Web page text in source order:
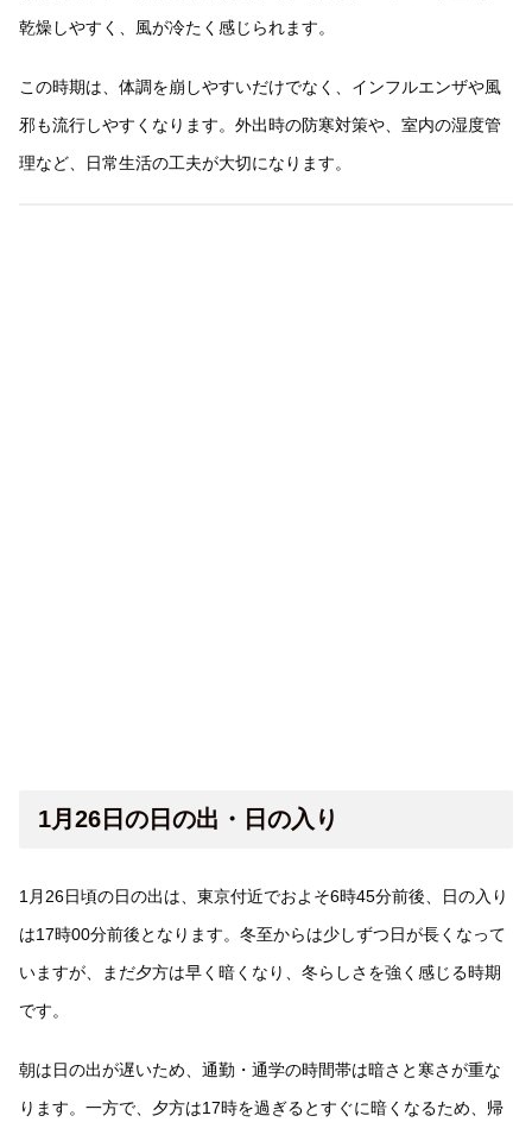
乾燥しやすく、風が冷たく感じられます。
この時期は、体調を崩しやすいだけでなく、インフルエンザや風
邪も流行しやすくなります。外出時の防寒対策や、室内の湿度管
理など、日常生活の工夫が大切になります。
1月26日の日の出・日の入り
1月26日頃の日の出は、東京付近でおよそ6時45分前後、日の入り
は17時00分前後となります。冬至からは少しずつ日が長くなって
いますが、まだ夕方は早く暗くなり、冬らしさを強く感じる時期
です。
朝は日の出が遅いため、通勤・通学の時間帯は暗さと寒さが重な
ります。一方で、夕方は17時を過ぎるとすぐに暗くなるため、帰